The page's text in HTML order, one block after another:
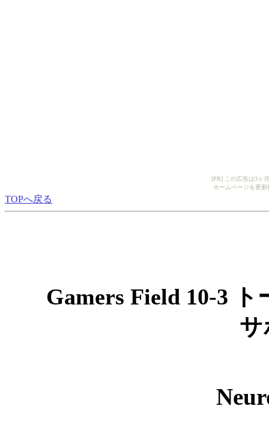
[PR] この広告は3ヶ
ホームページを更
TOPへ戻る
Gamers Field 10-3
サ